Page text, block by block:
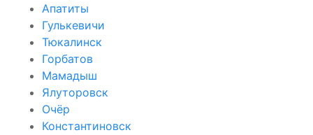
Апатиты
Гулькевичи
Тюкалинск
Горбатов
Мамадыш
Ялуторовск
Очёр
Константиновск